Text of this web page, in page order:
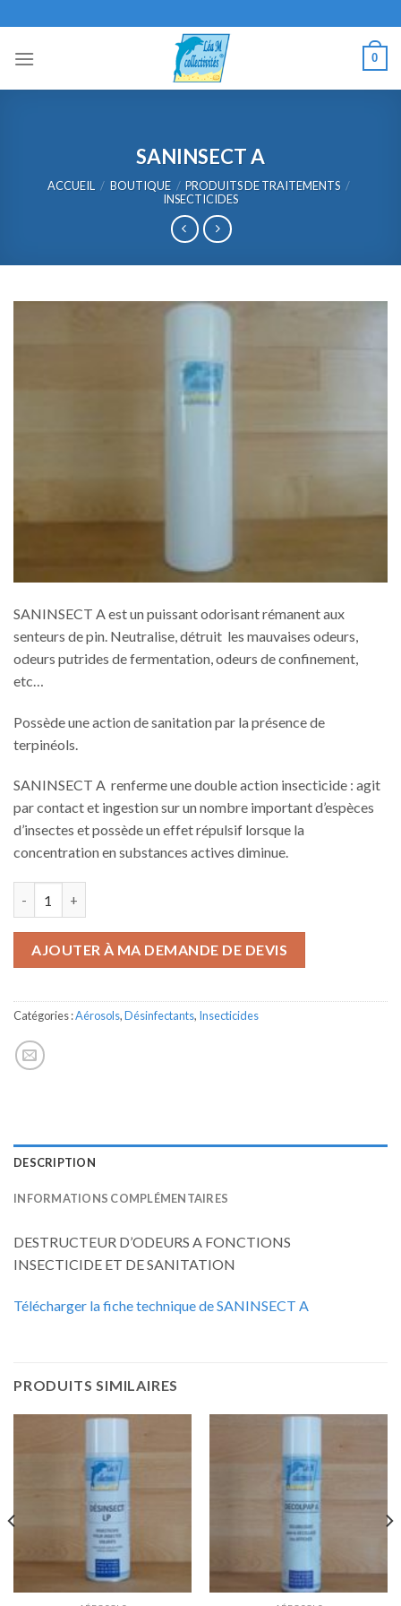
to
content
0
SANINSECT A
ACCUEIL / BOUTIQUE / PRODUITS DE TRAITEMENTS /
INSECTICIDES
SANINSECT A est un puissant odorisant rémanent aux
senteurs de pin. Neutralise, détruit les mauvaises odeurs,
odeurs putrides de fermentation, odeurs de confinement,
etc…
Possède une action de sanitation par la présence de
terpinéols.
SANINSECT A renferme une double action insecticide : agit
par contact et ingestion sur un nombre important d’espèces
d’insectes et possède un effet répulsif lorsque la
concentration en substances actives diminue.
AJOUTER À MA DEMANDE DE DEVIS
Catégories :Aérosols,Désinfectants, Insecticides
DESCRIPTION
INFORMATIONS COMPLÉMENTAIRES
DESTRUCTEUR D’ODEURS A FONCTIONS
INSECTICIDE ET DE SANITATION
Télécharger la fiche technique de SANINSECT A
PRODUITS SIMILAIRES